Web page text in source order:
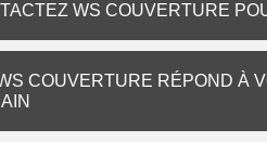
WS COUVERTURE
COUVERTURE RÉPOND À